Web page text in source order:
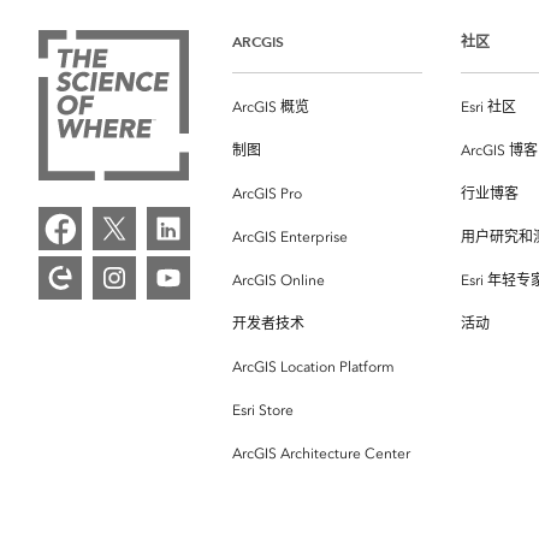
ARCGIS
ArcGIS 概览
制图
ArcGIS Pro
ArcGIS Enterprise
ArcGIS Online
开发者技术
ArcGIS Location Platform
Esri Store
ArcGIS Architecture Center
社区
Esri 社区
ArcGIS 博客
行业博客
用户研究和
Esri 年轻专
活动